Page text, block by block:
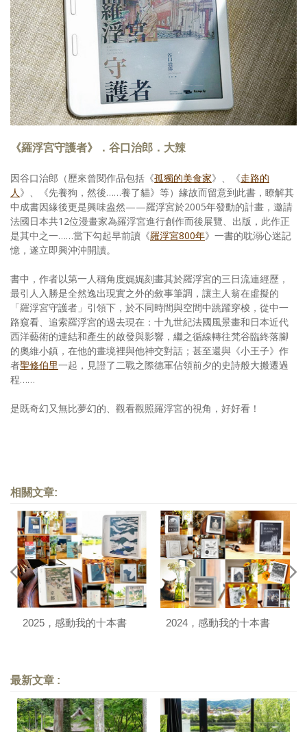
《羅浮宮守護者》．谷口治郎．大辣
因谷口治郎（歷來曾閱作品包括《孤獨的美食家》、《走路的
人》、《先養狗，然後……養了貓》等）緣故而留意到此書，瞭解其
中成書因緣後更是興味盎然——羅浮宮於2005年發動的計畫，邀請
法國日本共12位漫畫家為羅浮宮進行創作而後展覽、出版，此作正
是其中之一……當下勾起早前讀《羅浮宮800年》一書的耽溺心迷記
憶，遂立即興沖沖開讀。
書中，作者以第一人稱角度娓娓刻畫其於羅浮宮的三日流連經歷，
最引人入勝是全然逸出現實之外的敘事筆調，讓主人翁在虛擬的
「羅浮宮守護者」引領下，於不同時間與空間中跳躍穿梭，從中一
路窺看、追索羅浮宮的過去現在：十九世紀法國風景畫和日本近代
西洋藝術的連結和產生的啟發與影響，繼之循線轉往梵谷臨終落腳
的奧維小鎮，在他的畫境裡與他神交對話；甚至還與《小王子》作
者聖修伯里一起，見證了二戰之際德軍佔領前夕的史詩般大搬遷過
程……
是既奇幻又無比夢幻的、觀看觀照羅浮宮的視角，好好看！
相關文章:
2025，感動我的十本書 2024，感動我的十本書
最新文章 :